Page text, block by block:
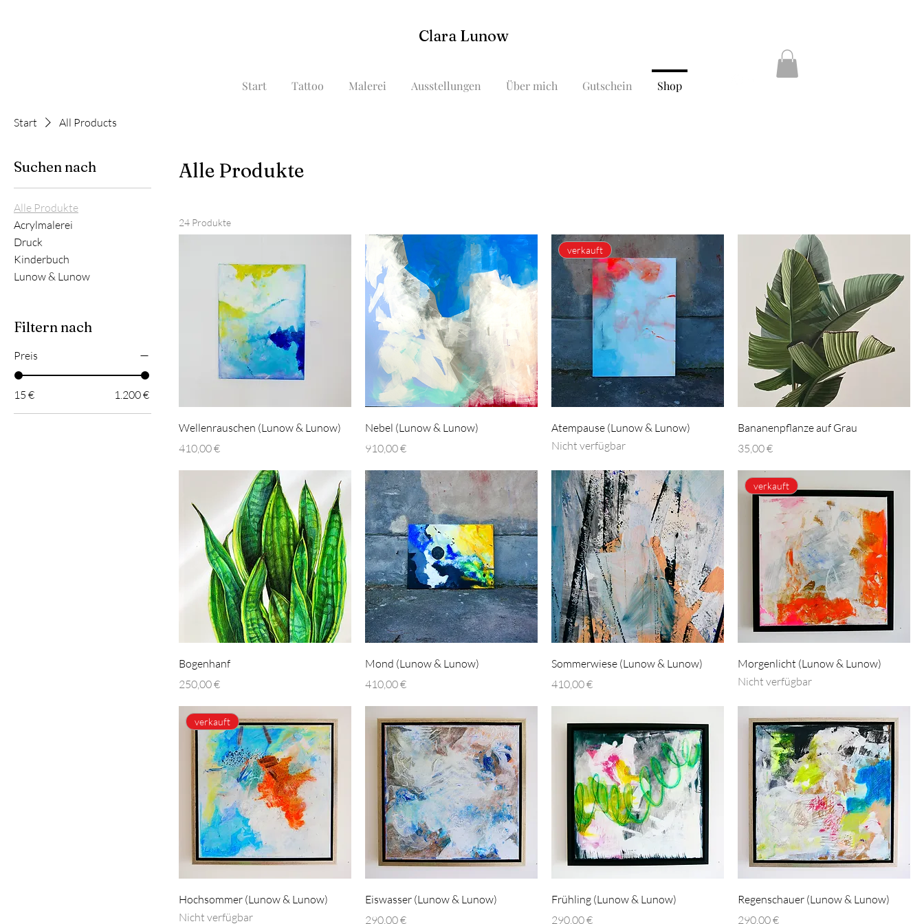
Clara Lunow
Start Tattoo Malerei Ausstellungen Über mich Gutschein Shop
Start All Products
Suchen nach
Alle Produkte
Acrylmalerei
Druck
Kinderbuch
Lunow & Lunow
Filtern nach
Preis
15 € 1.200 €
Alle Produkte
24 Produkte
Wellenrauschen (Lunow & Lunow)
Preis
410,00 €
Nebel (Lunow & Lunow)
Preis
910,00 €
verkauft
Atempause (Lunow & Lunow)
Nicht verfügbar
Bananenpflanze auf Grau
Preis
35,00 €
Bogenhanf
Preis
250,00 €
Mond (Lunow & Lunow)
Preis
410,00 €
Sommerwiese (Lunow & Lunow)
Preis
410,00 €
verkauft
Morgenlicht (Lunow & Lunow)
Nicht verfügbar
verkauft
Hochsommer (Lunow & Lunow)
Nicht verfügbar
Eiswasser (Lunow & Lunow)
Preis
290,00 €
Frühling (Lunow & Lunow)
Preis
290,00 €
Regenschauer (Lunow & Lunow)
Preis
290,00 €